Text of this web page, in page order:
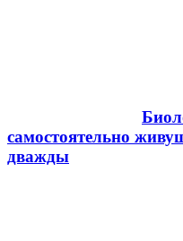
самостоятельно
дважды